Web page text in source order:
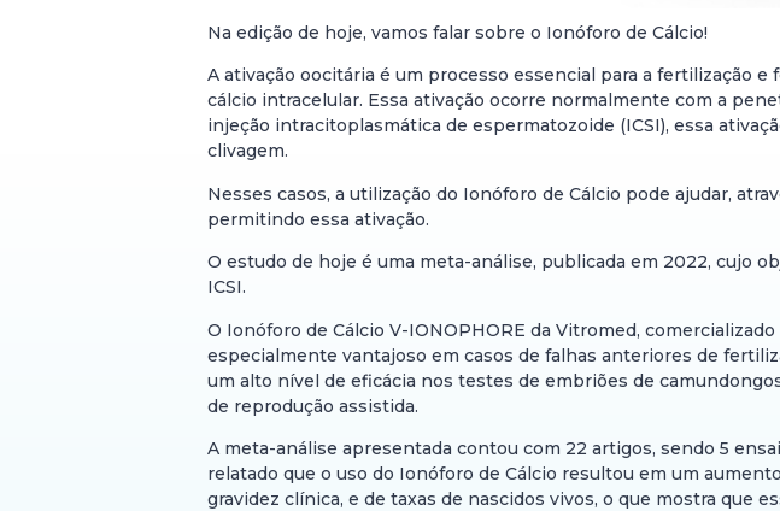
Na edição de hoje, vamos falar sobre o Ionóforo de Cálcio!
A ativação oocitária é um processo essencial para a fertilização
cálcio intracelular. Essa ativação ocorre normalmente com a
injeção intracitoplasmática de espermatozoide (ICSI), essa
clivagem.
Nesses casos, a utilização do Ionóforo de Cálcio pode ajudar,
permitindo essa ativação.
O estudo de hoje é uma meta-análise, publicada em 2022, cujo
ICSI.
O Ionóforo de Cálcio V-IONOPHORE da Vitromed,
especialmente vantajoso em casos de falhas anteriores de
um alto nível de eficácia nos testes de embriões de
de reprodução assistida.
A meta-análise apresentada contou com 22 artigos, sendo 5
relatado que o uso do Ionóforo de Cálcio resultou em um
gravidez clínica, e de taxas de nascidos vivos, o que mostra que